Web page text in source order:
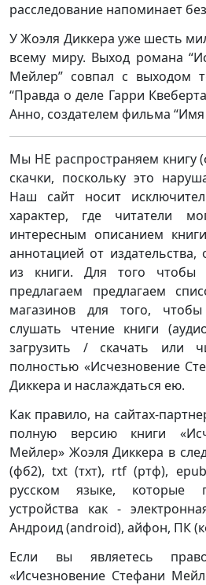
расследование напоминает
У Жоэля Диккера уже шесть
всему миру. Выход романа
Мейлер” совпал с выходом
“Правда о деле Гарри
Анно, создателем фильма “Имя
Мы НЕ распространяем книгу
скачки, поскольку это
Наш сайт носит
характер, где читатели
интересным описанием
аннотацией от
из книги. Для того чтобы
предлагаем предлагаем
магазинов для того,
слушать чтение книги
загрузить / скачать или
полностью «Исчезновение
Диккера и наслаждаться ею.
Как правило, на сайтах-
полную версию книги
Мейлер» Жоэля Диккера в
(фб2), txt (тхт), rtf (ртф),
русском языке, которые
устройства как -
Андроид (android), айфон, ПК
Если вы являетесь
«Исчезновение Стефани